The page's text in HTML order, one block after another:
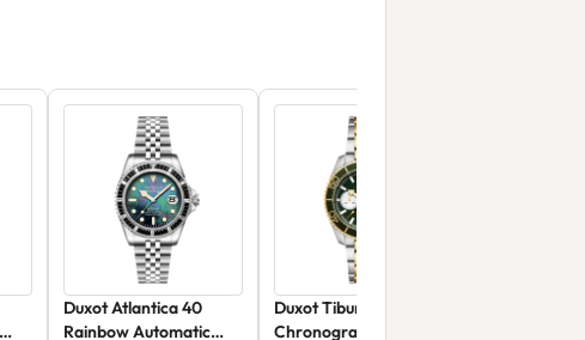
Duxot Atlantica 40
Rainbow Automatic
Duxot Tiburon
Chronograph DX-